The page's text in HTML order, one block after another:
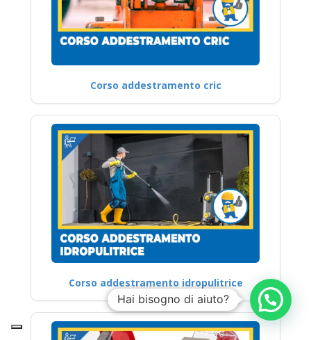
Corso addestramento cric
Corso addestramento idropulitrice
Hai bisogno di aiuto?